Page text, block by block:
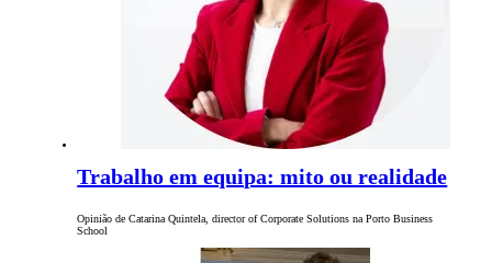
Trabalho em equipa: mito ou realidade
Opinião de Catarina Quintela, director of Corporate Solutions na Porto Business
School